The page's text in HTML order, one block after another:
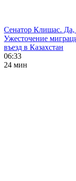
Сенатор Клишас. Да,
Ужесточение
въезд в Казахстан
06:33
24 мин